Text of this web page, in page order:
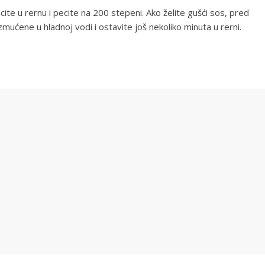
u rernu i pecite na 200 stepeni. Ako želite gušći sos, pred
u hladnoj vodi i ostavite još nekoliko minuta u rerni.